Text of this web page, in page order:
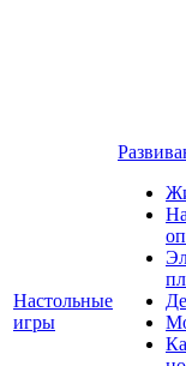
Настольные
игры